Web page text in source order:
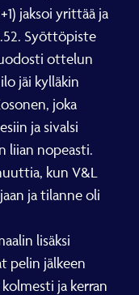
jaksoi yrittää ja
Syöttöpiste
ottelun
jäi kylläkin
joka
ja sivalsi
liian nopeasti.
kun V&L
ja tilanne oli
lisäksi
pelin jälkeen
ja kerran